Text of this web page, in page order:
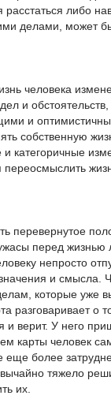
расстаться либо
делами, может
человека
и
и
собственную
категоричные
переосмыслить
перевернутое
перед жизнью
непросто
и смысла.
которые уже
разговаривает о
и верит. У него
карты человек
еще более
тяжело
их.